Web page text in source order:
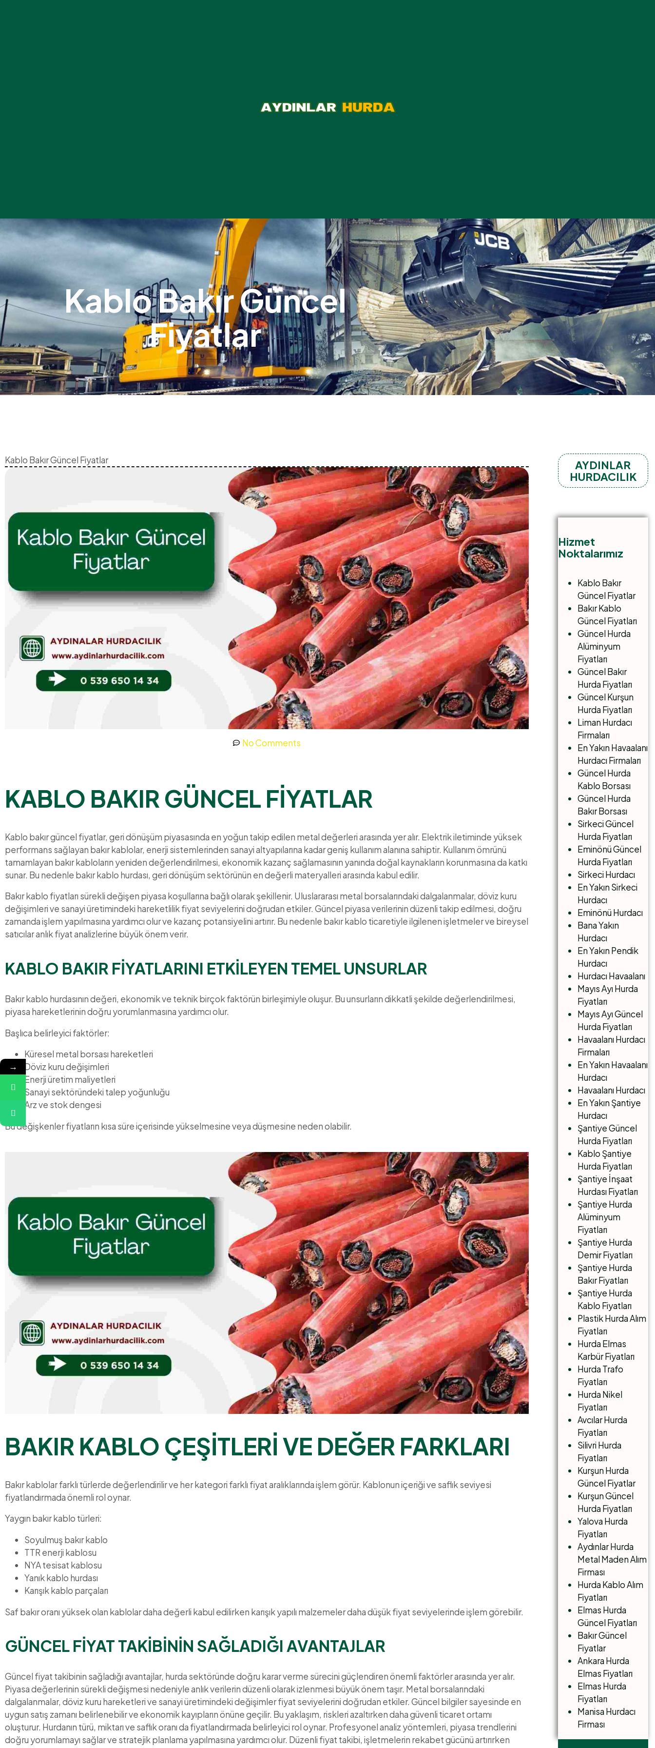
Kablo Bakır Güncel
Fiyatlar
Kablo Bakır Güncel Fiyatlar
No Comments
KABLO BAKIR GÜNCEL FİYATLAR
Kablo bakır güncel fiyatlar, geri dönüşüm piyasasında en yoğun takip edilen metal değerleri arasında yer alır. Elektrik iletiminde yüksek
performans sağlayan bakır kablolar, enerji sistemlerinden sanayi altyapılarına kadar geniş kullanım alanına sahiptir. Kullanım ömrünü
tamamlayan bakır kabloların yeniden değerlendirilmesi, ekonomik kazanç sağlamasının yanında doğal kaynakların korunmasına da katkı
sunar. Bu nedenle bakır kablo hurdası, geri dönüşüm sektörünün en değerli materyalleri arasında kabul edilir.
Bakır kablo fiyatları sürekli değişen piyasa koşullarına bağlı olarak şekillenir. Uluslararası metal borsalarındaki dalgalanmalar, döviz kuru
değişimleri ve sanayi üretimindeki hareketlilik fiyat seviyelerini doğrudan etkiler. Güncel piyasa verilerinin düzenli takip edilmesi, doğru
zamanda işlem yapılmasına yardımcı olur ve kazanç potansiyelini artırır. Bu nedenle bakır kablo ticaretiyle ilgilenen işletmeler ve bireysel
satıcılar anlık fiyat analizlerine büyük önem verir.
KABLO BAKIR FİYATLARINI ETKİLEYEN TEMEL UNSURLAR
Bakır kablo hurdasının değeri, ekonomik ve teknik birçok faktörün birleşimiyle oluşur. Bu unsurların dikkatli şekilde değerlendirilmesi,
piyasa hareketlerinin doğru yorumlanmasına yardımcı olur.
Başlıca belirleyici faktörler:
Küresel metal borsası hareketleri
Döviz kuru değişimleri
Enerji üretim maliyetleri
Sanayi sektöründeki talep yoğunluğu
Arz ve stok dengesi
Bu değişkenler fiyatların kısa süre içerisinde yükselmesine veya düşmesine neden olabilir.
BAKIR KABLO ÇEŞİTLERİ VE DEĞER FARKLARI
Bakır kablolar farklı türlerde değerlendirilir ve her kategori farklı fiyat aralıklarında işlem görür. Kablonun içeriği ve saflık seviyesi
fiyatlandırmada önemli rol oynar.
Yaygın bakır kablo türleri:
Soyulmuş bakır kablo
TTR enerji kablosu
NYA tesisat kablosu
Yanık kablo hurdası
Karışık kablo parçaları
Saf bakır oranı yüksek olan kablolar daha değerli kabul edilirken karışık yapılı malzemeler daha düşük fiyat seviyelerinde işlem görebilir.
GÜNCEL FİYAT TAKİBİNİN SAĞLADIĞI AVANTAJLAR
Güncel fiyat takibinin sağladığı avantajlar, hurda sektöründe doğru karar verme sürecini güçlendiren önemli faktörler arasında yer alır.
Piyasa değerlerinin sürekli değişmesi nedeniyle anlık verilerin düzenli olarak izlenmesi büyük önem taşır. Metal borsalarındaki
dalgalanmalar, döviz kuru hareketleri ve sanayi üretimindeki değişimler fiyat seviyelerini doğrudan etkiler. Güncel bilgiler sayesinde en
uygun satış zamanı belirlenebilir ve ekonomik kayıpların önüne geçilir. Bu yaklaşım, riskleri azaltırken daha güvenli ticaret ortamı
oluşturur. Hurdanın türü, miktarı ve saflık oranı da fiyatlandırmada belirleyici rol oynar. Profesyonel analiz yöntemleri, piyasa trendlerini
doğru yorumlamayı sağlar ve stratejik planlama yapılmasına yardımcı olur. Düzenli fiyat takibi, işletmelerin rekabet gücünü artırırken
AYDINLAR
HURDACILIK
Hizmet
Noktalarımız
Kablo Bakır
Güncel Fiyatlar
Bakır Kablo
Güncel Fiyatları
Güncel Hurda
Alüminyum
Fiyatları
Güncel Bakır
Hurda Fiyatları
Güncel Kurşun
Hurda Fiyatları
Liman Hurdacı
Firmaları
En Yakın Havaalanı
Hurdacı Firmaları
Güncel Hurda
Kablo Borsası
Güncel Hurda
Bakır Borsası
Sirkeci Güncel
Hurda Fiyatları
Eminönü Güncel
Hurda Fiyatları
Sirkeci Hurdacı
En Yakın Sirkeci
Hurdacı
Eminönü Hurdacı
Bana Yakın
Hurdacı
En Yakın Pendik
Hurdacı
Hurdacı Havaalanı
Mayıs Ayı Hurda
Fiyatları
Mayıs Ayı Güncel
Hurda Fiyatları
Havaalanı Hurdacı
Firmaları
En Yakın Havaalanı
Hurdacı
Havaalanı Hurdacı
En Yakın Şantiye
Hurdacı
Şantiye Güncel
Hurda Fiyatları
Kablo Şantiye
Hurda Fiyatları
Şantiye İnşaat
Hurdası Fiyatları
Şantiye Hurda
Alüminyum
Fiyatları
Şantiye Hurda
Demir Fiyatları
Şantiye Hurda
Bakır Fiyatları
Şantiye Hurda
Kablo Fiyatları
Plastik Hurda Alım
Fiyatları
Hurda Elmas
Karbür Fiyatları
Hurda Trafo
Fiyatları
Hurda Nikel
Fiyatları
Avcılar Hurda
Fiyatları
Silivri Hurda
Fiyatları
Kurşun Hurda
Güncel Fiyatlar
Kurşun Güncel
Hurda Fiyatları
Yalova Hurda
Fiyatları
Aydınlar Hurda
Metal Maden Alım
Firması
Hurda Kablo Alım
Fiyatları
Elmas Hurda
Güncel Fiyatları
Bakır Güncel
Fiyatlar
Ankara Hurda
Elmas Fiyatları
Elmas Hurda
Fiyatları
Manisa Hurdacı
Firması
→